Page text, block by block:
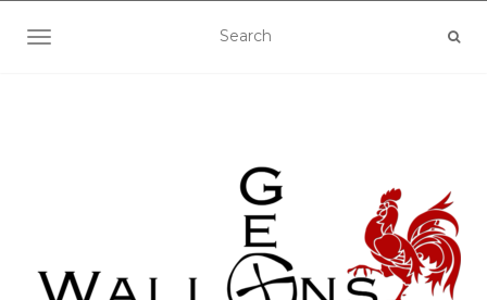
OUVRIR/FERMER LA NAVIGATION